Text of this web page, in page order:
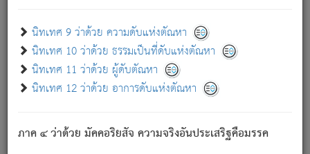
นิทเทศ 9 ว่าด้วย ความดับแห่งตัณหา
นิทเทศ 10 ว่าด้วย ธรรมเป็นที่ดับแห่งตัณหา
นิทเทศ 11 ว่าด้วย ผู้ดับตัณหา
นิทเทศ 12 ว่าด้วย อาการดับแห่งตัณหา
ภาค ๔ ว่าด้วย มัคคอริยสัจ ความจริงอันประเสริฐคือมรรค
- อุ.ขุ. ๒๕/๑๒๑/๘๔.
(ข้อความนี้ เป็นพระพุทธอุทานที่ทรงเปล่งออก ที่โคนต้นโพธิ์
เป็นที่ตรัสรู้ เมื่อตรัสรู้แล้วได้ 7 วัน)